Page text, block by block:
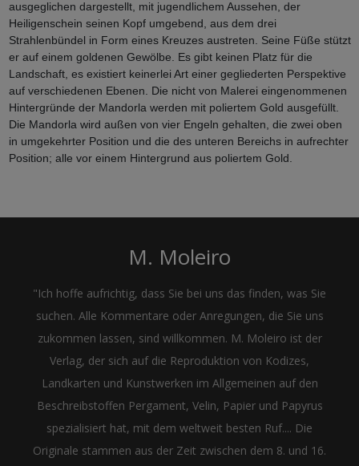
ausgeglichen dargestellt, mit jugendlichem Aussehen, der
Heiligenschein seinen Kopf umgebend, aus dem drei
Strahlenbündel in Form eines Kreuzes austreten. Seine Füße stützt
er auf einem goldenen Gewölbe. Es gibt keinen Platz für die
Landschaft, es existiert keinerlei Art einer gegliederten Perspektive
auf verschiedenen Ebenen. Die nicht von Malerei eingenommenen
Hintergründe der Mandorla werden mit poliertem Gold ausgefüllt.
Die Mandorla wird außen von vier Engeln gehalten, die zwei oben
in umgekehrter Position und die des unteren Bereichs in aufrechter
Position; alle vor einem Hintergrund aus poliertem Gold.
M. Moleiro
"Ich hoffe aufrichtig, dass Sie bei uns das finden, was Sie
suchen. Alle Kommentare oder Anregungen, die Sie uns
zukommen lassen, sind willkommen. M. Moleiro ist der
Verlag, der sich auf die Reproduktion von Kodizes,
Landkarten und Kunstwerken im Allgemeinen auf den
Beschreibstoffen Pergament, Velin, Papier und Papyrus
spezialisiert hat, mit dem weltweit besten Ruf.... Die
Originale stammen aus der Zeit zwischen dem 8. und 16.